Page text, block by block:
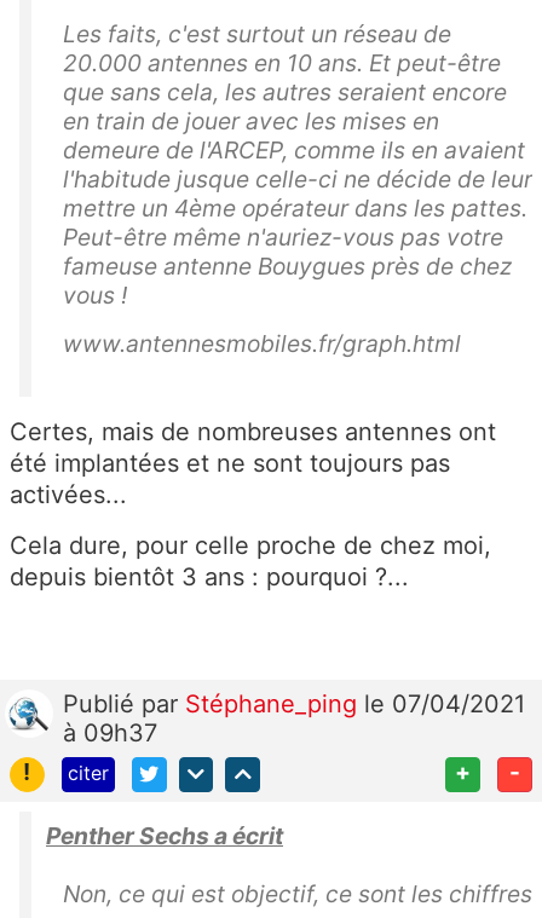
Les faits, c'est surtout un réseau de
20.000 antennes en 10 ans. Et peut-être
que sans cela, les autres seraient encore
en train de jouer avec les mises en
demeure de l'ARCEP, comme ils en avaient
l'habitude jusque celle-ci ne décide de leur
mettre un 4ème opérateur dans les pattes.
Peut-être même n'auriez-vous pas votre
fameuse antenne Bouygues près de chez
vous !
www.antennesmobiles.fr/graph.html
Certes, mais de nombreuses antennes ont
été implantées et ne sont toujours pas
activées...
Cela dure, pour celle proche de chez moi,
depuis bientôt 3 ans : pourquoi ?...
Publié par Stéphane_ping le 07/04/2021
à 09h37
!
citer + -
Penther Sechs a écrit
Non, ce qui est objectif, ce sont les chiffres